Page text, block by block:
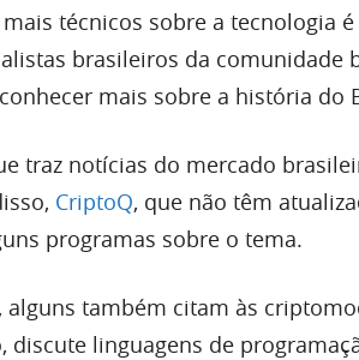
técnicos sobre a tecnologia é
brasileiros da comunidade
mais sobre a história do
traz notícias do mercado
CriptoQ, que não têm
programas sobre o tema.
também citam às
discute linguagens de